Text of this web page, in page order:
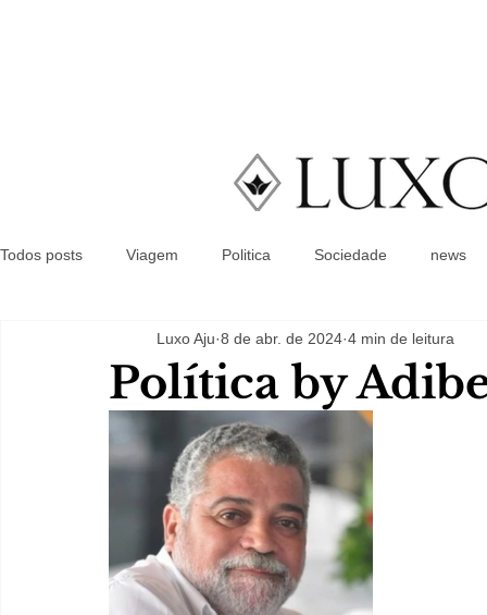
Todos posts Viagem Politica Sociedade news
Política by
Luxo Aju 8 de abr. de 2024 4 min de leitura